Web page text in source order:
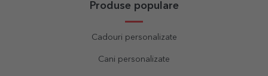
Produse populare
Cadouri personalizate
Cani personalizate